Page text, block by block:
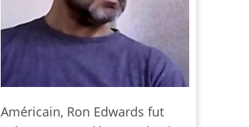
Américain, Ron Edwards fut